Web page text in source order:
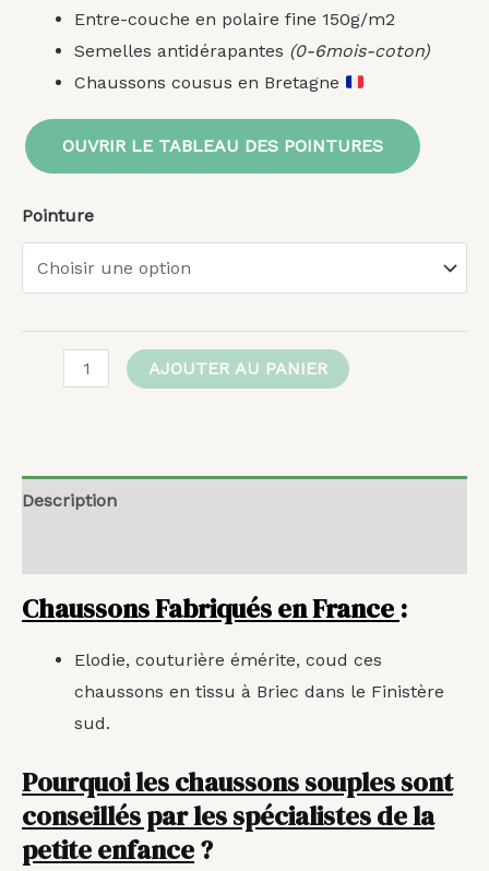
Entre-couche en polaire fine 150g/m2
Semelles antidérapantes (0-6mois-coton)
Chaussons cousus en Bretagne
OUVRIR LE TABLEAU DES POINTURES
Pointure
AJOUTER AU PANIER
Description
Chaussons Fabriqués en France :
Elodie, couturière émérite, coud ces
chaussons en tissu à Briec dans le Finistère
sud.
Pourquoi les chaussons souples sont
conseillés par les spécialistes de la
petite enfance?